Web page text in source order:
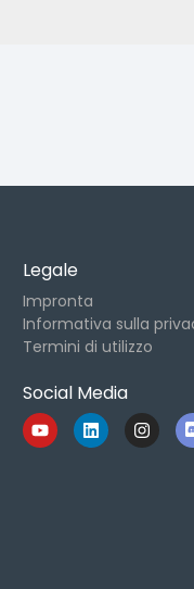
Legale
Impronta
Informativa sulla
Termini di utilizzo
Social Media